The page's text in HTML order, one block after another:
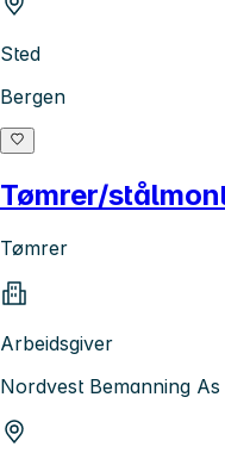
Sted
Bergen
Tømrer/
Tømrer
Arbeidsgiver
Nordvest Bemanning As